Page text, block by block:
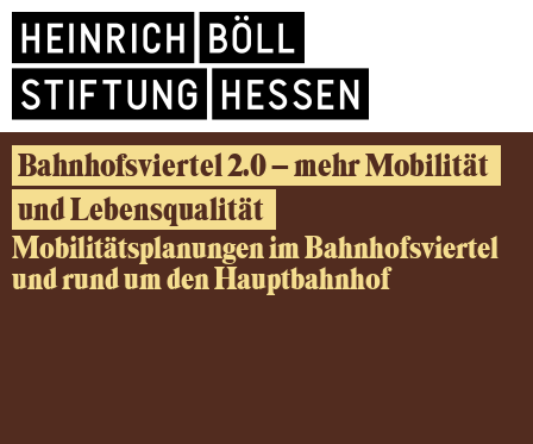
Bahnhofsviertel 2.0 – mehr Mobilität
und Lebensqualität
Mobilitätsplanungen im Bahnhofsviertel
und rund um den Hauptbahnhof